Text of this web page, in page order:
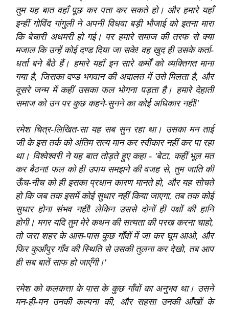
तुम यह बात वहाँ पूछ कर पता कर सकते हो। और हमारे यहाँ
इन्हीं गोविंद गांगुली ने अपनी विधवा बड़ी भौजाई को इतना मारा
कि बेचारी अधमरी हो गई। पर हमारे समाज की तरफ से क्या
मजाल कि उन्हें कोई दण्ड दिया जा सके! वह खुद ही उसके कर्ता-
धर्ता बने बैठे हैं। हमारे यहाँ इन सारे कर्मों को व्यक्तिगत माना
गया है, जिसका दण्ड भगवान की अदालत में उसे मिलता है, और
दूसरे जन्म में कहीं उसका फल भोगना पड़ता है। हमारे देहाती
समाज को उन पर कुछ कहने-सुनने का कोई अधिकार नहीं!'
रमेश चित्र-लिखित-सा यह सब सुन रहा था। उसका मन ताई
जी के इस तर्क को अंतिम सत्य मान कर स्वीकार नहीं कर पा रहा
था। विश्‍वेश्‍वरी ने यह बात तोड़ते हुए कहा - 'बेटा, कहीं भूल मत
कर बैठना! फल को ही उपाय समझने की वजह से, तुम जाति की
ऊँच-नीच को ही इसका प्रधान कारण मानते हो, और यह सोचते
हो कि जब तक इसमें कोई सुधार नहीं किया जाएगा, तब तक कोई
सुधार होना संभव नहीं! लेकिन उससे दोनों ही पक्षों की हानि
होगी। मगर यदि तुम मेरे कथन की सत्यता की परख करना चाहो,
तो जरा शहर के आस-पास कुछ गाँवों में जा कर घूम आओ, और
फिर कुआँपुर गाँव की स्थिति से उसकी तुलना कर देखो, तब आप
ही सब बातें साफ हो जाएँगी।'
रमेश को कलकत्ता के पास के कुछ गाँवों का अनुभव था। उसने
मन-ही-मन उनकी कल्पना की, और सहसा उनकी आँखों के